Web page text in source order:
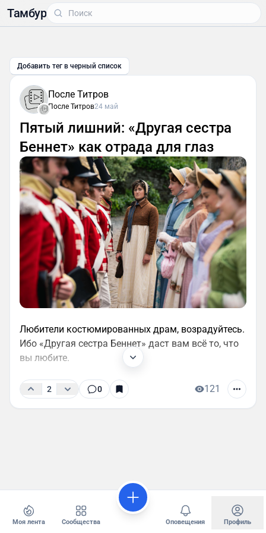
Тамбур
Добавить тег в черный список
После Титров
После Титров24 май
Пятый лишний: «Другая сестра
Беннет» как отрада для глаз
Любители костюмированных драм, возрадуйтесь.
Ибо «Другая сестра Беннет» даст вам всё то, что
вы любите.
2 0 121
Моя лента Сообщества Оповещения Профиль